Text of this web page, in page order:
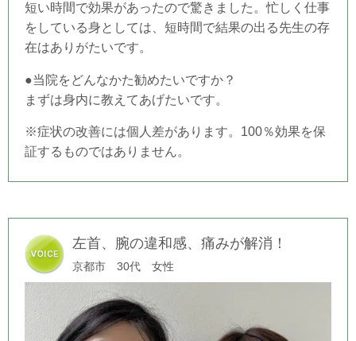
短い時間で効果があったので驚きました。忙しく仕事
をしている身としては、短時間で結果の出る先生の存
在はありがたいです。
●当院をどんなかた勧めたいですか？
まずは身内に教えてあげたいです。
※症状の改善には個人差があります。100％効果を保
証するものではありません。
左首、腕の違和感、痛みが解消！
京都市 30代 女性